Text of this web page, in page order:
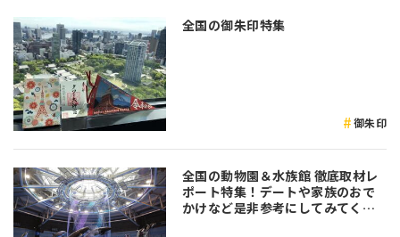
全国の御朱印特集
御朱印
全国の動物園＆水族館 徹底取材レ
ポート特集！デートや家族のおで
かけなど是非参考にしてみてくだ